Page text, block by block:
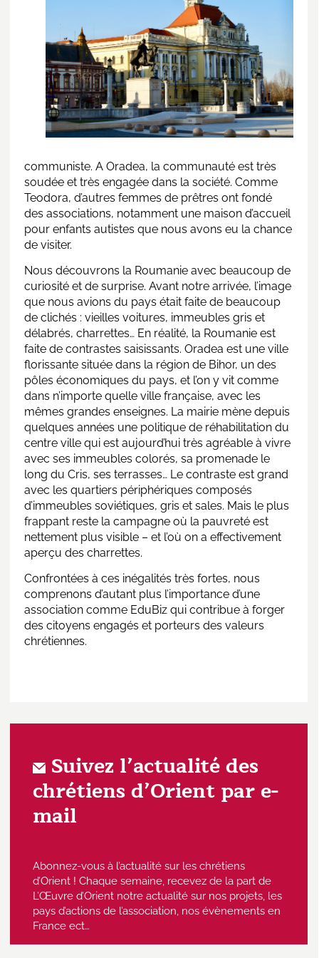
communiste. A Oradea, la communauté est très
soudée et très engagée dans la société. Comme
Teodora, d’autres femmes de prêtres ont fondé
des associations, notamment une maison d’accueil
pour enfants autistes que nous avons eu la chance
de visiter.
Nous découvrons la Roumanie avec beaucoup de
curiosité et de surprise. Avant notre arrivée, l’image
que nous avions du pays était faite de beaucoup
de clichés : vieilles voitures, immeubles gris et
délabrés, charrettes… En réalité, la Roumanie est
faite de contrastes saisissants. Oradea est une ville
florissante située dans la région de Bihor, un des
pôles économiques du pays, et l’on y vit comme
dans n’importe quelle ville française, avec les
mêmes grandes enseignes. La mairie mène depuis
quelques années une politique de réhabilitation du
centre ville qui est aujourd’hui très agréable à vivre
avec ses immeubles colorés, sa promenade le
long du Cris, ses terrasses… Le contraste est grand
avec les quartiers périphériques composés
d’immeubles soviétiques, gris et sales. Mais le plus
frappant reste la campagne où la pauvreté est
nettement plus visible – et l’où on a effectivement
aperçu des charrettes.
Confrontées à ces inégalités très fortes, nous
comprenons d’autant plus l’importance d’une
association comme EduBiz qui contribue à forger
des citoyens engagés et porteurs des valeurs
chrétiennes.
Suivez l’actualité des
chrétiens d’Orient par e-
mail
Abonnez-vous à l’actualité sur les chrétiens
d’Orient ! Chaque semaine, recevez de la part de
L’Œuvre d’Orient notre actualité sur nos projets, les
pays d’actions de l’association, nos évènements en
France ect…